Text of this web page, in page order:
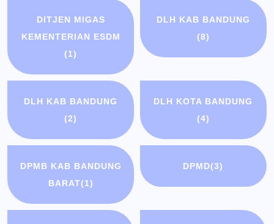
DITJEN MIGAS
KEMENTERIAN ESDM
(1)
DLH KAB BANDUNG
(8)
DLH KAB BANDUNG
(2)
DLH KOTA BANDUNG
(4)
DPMB KAB BANDUNG
BARAT(1)
DPMD(3)